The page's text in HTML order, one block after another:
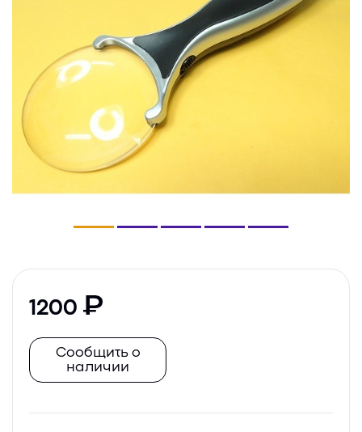
1200
Сообщить о
наличии